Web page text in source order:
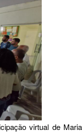
virtual de Maria